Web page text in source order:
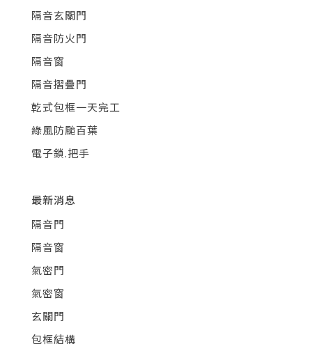
隔音玄關門
隔音防火門
隔音窗
隔音摺疊門
乾式包框一天完工
綠風防颱百葉
電子鎖.把手
最新消息
隔音門
隔音窗
氣密門
氣密窗
玄關門
包框結構